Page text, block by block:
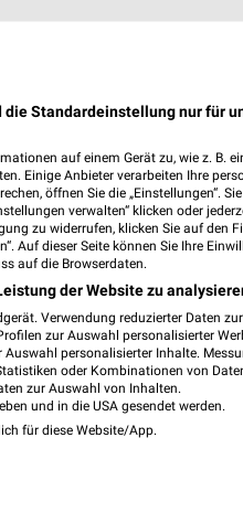
für Fürth
für Nürnberg
für Nürnberg
und Prospekte für Nürnberg
die Standardeinstellung nur für
auf einem Gerät zu, wie z. B.
Einige Anbieter verarbeiten Ihre
öffnen Sie die „Einstellungen“.
verwalten“ klicken oder
zu widerrufen, klicken Sie auf den
Auf dieser Seite können Sie Ihre
auf die Browserdaten.
der Website zu
Verwendung reduzierter Daten
zur Auswahl personalisierter
personalisierter Inhalte.
oder Kombinationen von
zur Auswahl von Inhalten.
und in die USA gesendet werden.
für diese Website/App.